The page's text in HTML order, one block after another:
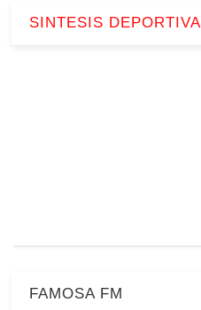
SINTESIS DEPORTIVA
FAMOSA FM